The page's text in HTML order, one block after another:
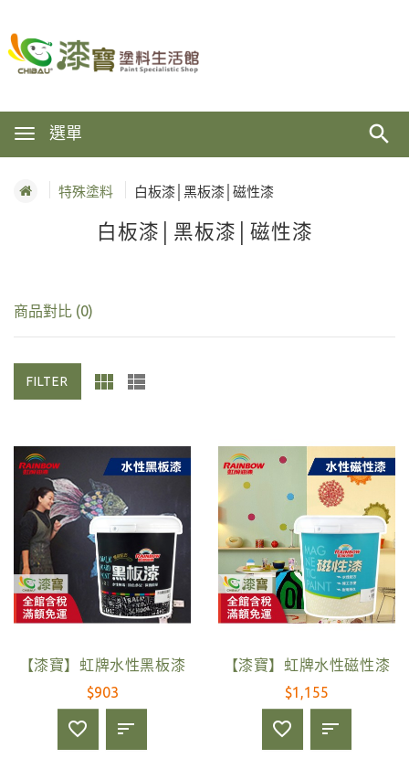
選單
特殊塗料 白板漆│黑板漆│磁性漆
白板漆│黑板漆│磁性漆
商品對比 (0)
FILTER
【漆寶】虹牌水性黑板漆
$903
【漆寶】虹牌水性磁性漆
$1,155